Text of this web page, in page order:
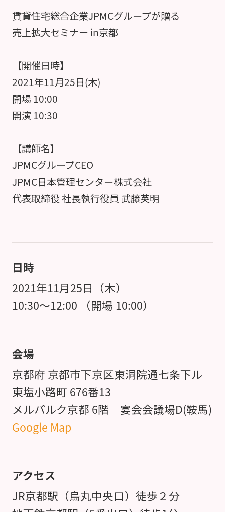
賃貸住宅総合企業JPMCグループが贈る
売上拡大セミナー in京都
【開催日時】
2021年11月25日(木)
開場 10:00
開演 10:30
【講師名】
JPMCグループCEO
JPMC日本管理センター株式会社
代表取締役 社長執行役員 武藤英明
日時
2021年11月25日（木）
10:30～12:00 （開場 10:00）
会場
京都府 京都市下京区東洞院通七条下ル
東塩小路町 676番13
メルパルク京都 6階 宴会会議場D(鞍馬)
Google Map
アクセス
JR京都駅（烏丸中央口）徒歩２分